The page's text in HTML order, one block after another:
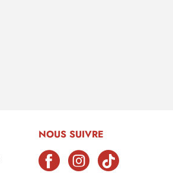
NOUS SUIVRE